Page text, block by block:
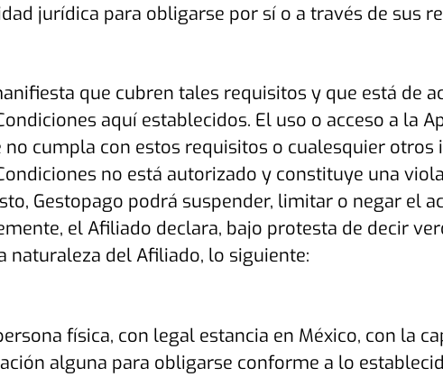
jurídica para obligarse por sí o a través de sus
que cubren tales requisitos y que está de
aquí establecidos. El uso o acceso a la
no cumpla con estos requisitos o cualesquier otros
no está autorizado y constituye una
Gestopago podrá suspender, limitar o negar el
el Afiliado declara, bajo protesta de decir
naturaleza del Afiliado, lo siguiente:
física, con legal estancia en México, con la
alguna para obligarse conforme a lo